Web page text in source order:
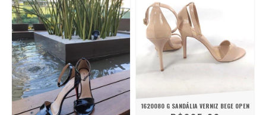
1620080 G SANDÁLIA VERNIZ BEGE OPEN